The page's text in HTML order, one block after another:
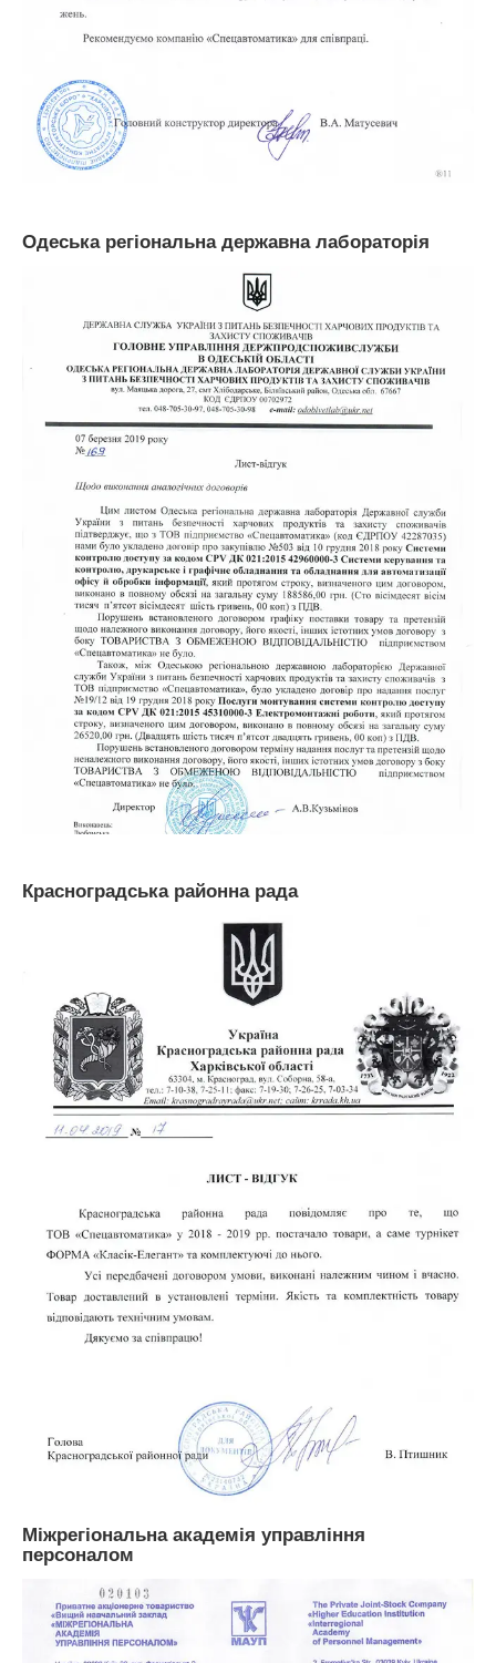
Одеська регіональна державна лабораторія
Красноградська районна рада
Міжрегіональна академія управління
персоналом